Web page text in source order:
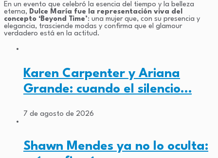
En un evento que celebró la esencia del tiempo y la belleza
eterna, Dulce María fue la representación viva del
concepto ‘Beyond Time’: una mujer que, con su presencia y
elegancia, trasciende modas y confirma que el glamour
verdadero está en la actitud.
Karen Carpenter y Ariana
Grande: cuando el silencio…
7 de agosto de 2026
Shawn Mendes ya no lo oculta: